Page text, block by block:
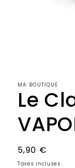
une
fenêtre
modale
MA BOUTIQUE
Le
Prix
habituel
5,90 €
Taxes incluses.